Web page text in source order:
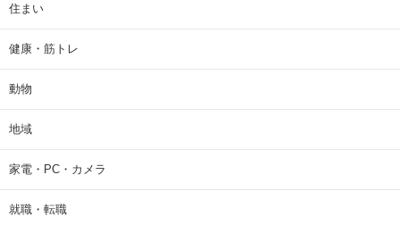
住まい
健康・筋トレ
動物
地域
家電・PC・カメラ
就職・転職